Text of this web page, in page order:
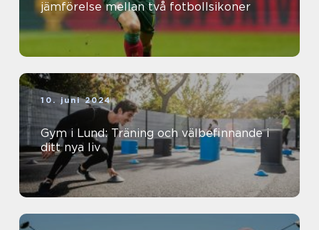
jämförelse mellan två fotbollsikoner
10. juni 2024
Gym i Lund: Träning och välbefinnande i
ditt nya liv